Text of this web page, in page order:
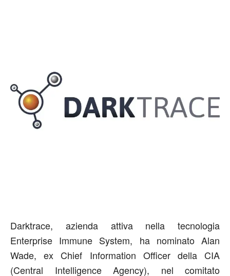
Darktrace, azienda attiva nella tecnologia
Enterprise Immune System, ha nominato Alan
Wade, ex Chief Information Officer della CIA
(Central Intelligence Agency), nel comitato